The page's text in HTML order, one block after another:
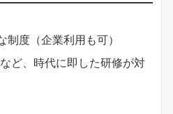
制度（企業利用も可）
ど、時代に即した研修が対